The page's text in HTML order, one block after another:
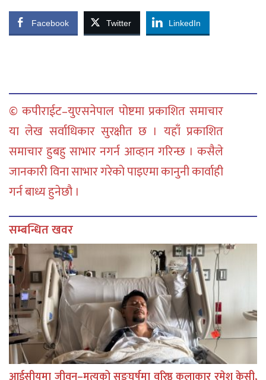
Facebook Twitter LinkedIn
© कपीराईट–युएसनेपाल पोष्टमा प्रकाशित समाचार
या लेख सर्वाधिकार सुरक्षीत छ । यहाँ प्रकाशित
समाचार हुबहु साभार नगर्न आव्हान गरिन्छ । कसैले
जानकारी विना साभार गरेको पाइएमा कानुनी कार्वाही
गर्न बाध्य हुनेछौ ।
सम्बन्धित खवर